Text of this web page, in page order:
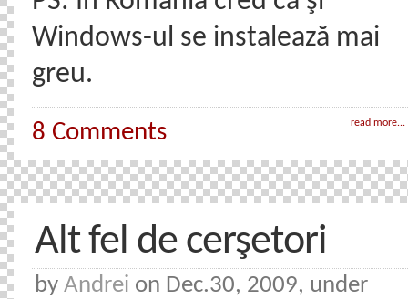
Windows-ul se instalează mai
greu.
read more...
8 Comments
Alt fel de cerşetori
by Andrei on Dec.30, 2009, under